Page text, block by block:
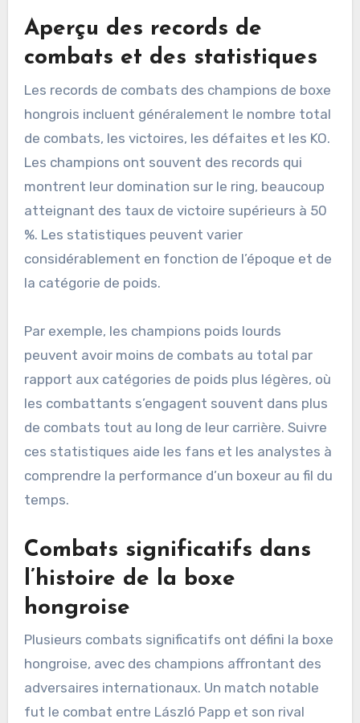
Aperçu des records de
combats et des statistiques
Les records de combats des champions de boxe
hongrois incluent généralement le nombre total
de combats, les victoires, les défaites et les KO.
Les champions ont souvent des records qui
montrent leur domination sur le ring, beaucoup
atteignant des taux de victoire supérieurs à 50
%. Les statistiques peuvent varier
considérablement en fonction de l’époque et de
la catégorie de poids.
Par exemple, les champions poids lourds
peuvent avoir moins de combats au total par
rapport aux catégories de poids plus légères, où
les combattants s’engagent souvent dans plus
de combats tout au long de leur carrière. Suivre
ces statistiques aide les fans et les analystes à
comprendre la performance d’un boxeur au fil du
temps.
Combats significatifs dans
l’histoire de la boxe
hongroise
Plusieurs combats significatifs ont défini la boxe
hongroise, avec des champions affrontant des
adversaires internationaux. Un match notable
fut le combat entre László Papp et son rival